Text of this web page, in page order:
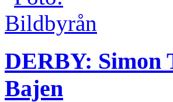
DERBY:
Bajen